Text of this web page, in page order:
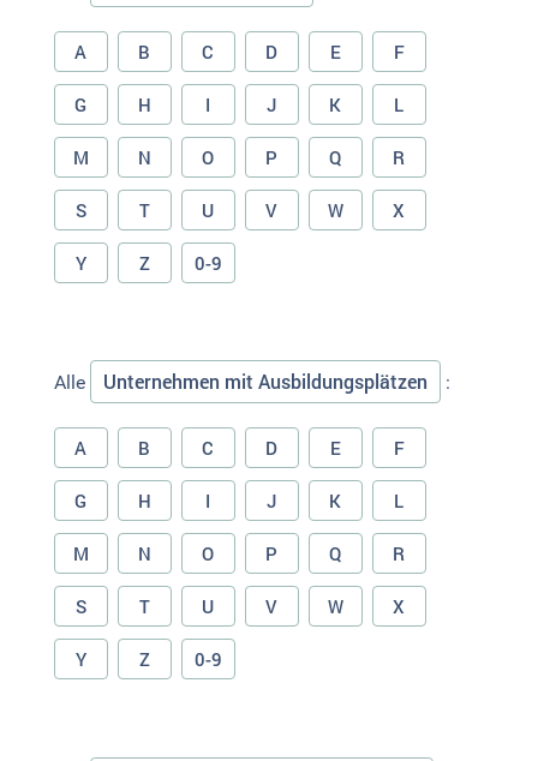
A B C D E F
G H I J K L
M N O P Q R
S T U V W X
Y Z 0-9
Alle Unternehmen mit Ausbildungsplätzen :
A B C D E F
G H I J K L
M N O P Q R
S T U V W X
Y Z 0-9